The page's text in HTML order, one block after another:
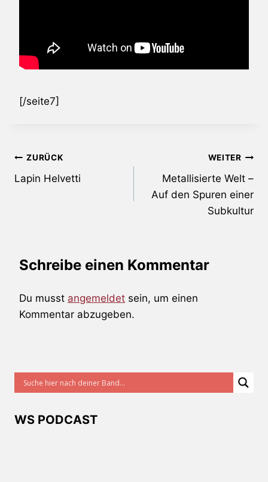
[/seite7]
Beitragsnavigation
ZURÜCK
Lapin Helvetti
WEITER
Metallisierte Welt –
Auf den Spuren einer
Subkultur
Schreibe einen Kommentar
Du musst angemeldet sein, um einen
Kommentar abzugeben.
WS PODCAST